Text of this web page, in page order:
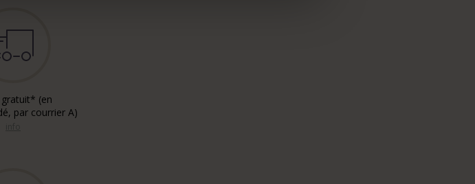
gratuit* (en
par courrier A)